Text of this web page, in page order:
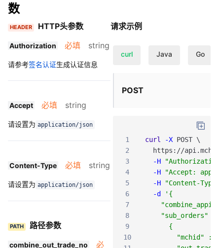
数
HEADER HTTP头参数
Authorization 必填 string
请参考签名认证生成认证信息
Accept 必填 string
请设置为 application/json
Content-Type 必填 string
请设置为 application/json
PATH 路径参数
combine_out_trade_no
必
请求示例
curl Java Go
POST
1 curl -X POST \
2
https : //api .mch
3
-H
"Authorization:
4
-H
"Accept:
5
-H
"Content-
6
-d
'{
7
8
"sub_orders" :
9
      {
10
"mchid" :